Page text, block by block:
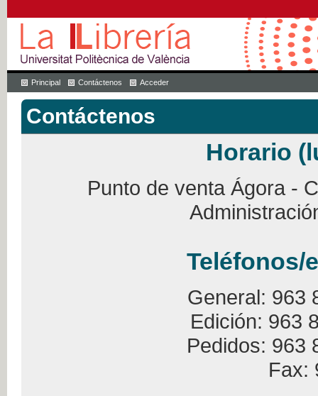
Principal Contáctenos Acceder
Contáctenos
Horario
Punto de venta Ágora -
Teléfonos/
General: 963
Edición: 963
Pedidos: 963
Fax: